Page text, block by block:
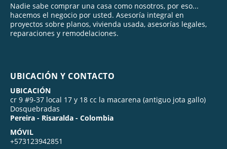
Nadie sabe comprar una casa como nosotros, por eso...
hacemos el negocio por usted. Asesoría integral en
proyectos sobre planos, vivienda usada, asesorías legales,
reparaciones y remodelaciones.
UBICACIÓN Y CONTACTO
UBICACIÓN
cr 9 #9-37 local 17 y 18 cc la macarena (antiguo jota gallo)
Dosquebradas
Pereira - Risaralda - Colombia
MÓVIL
+573123942851